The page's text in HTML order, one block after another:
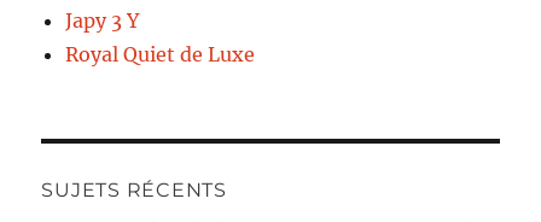
Japy 3 Y
Royal Quiet de Luxe
SUJETS RÉCENTS